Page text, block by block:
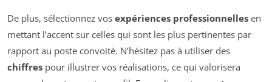
De plus, sélectionnez vos expériences professionnelles en
mettant l’accent sur celles qui sont les plus pertinentes par
rapport au poste convoité. N’hésitez pas à utiliser des
chiffres pour illustrer vos réalisations, ce qui valorisera